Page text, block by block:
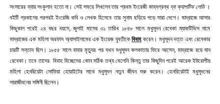
সংসারের ব্যায় সংকুলান হতো না। সেই সময়ে লিখলেন তার প্রথম ইংরেজী কাব্যগ্রন্থ দ্য ক্যাপটিভ লেডি।
বইটি প্রকাশের পরপরই ইংরেজি কবি ও লেখক হিসেবে তার সুনাম ছড়িয়ে পড়ে সারা দেশে। মাদ্রাজে আসার
কিছুকাল পরেই ২৪ বছর বয়সে, জুলাই মাসের ৩১ তারিখ ১৮৪৮ সালে মধুসূদন রেবেকা ম্যাকটিভিস নামে
মাদ্রাজের এক মহিলা অরফান অ্যাসাইলামের এক ইংরেজ যুবতীকেবিবাহকরেন। মধুসূদন দত্ত এবং রেবেকার
চারটি সন্তান ছিল। ১৮৫৫ সালে বাবার মৃত্যুর পর যখন মধুসূদন কলকাতায় ফিরে আসেন, মাদ্রাজে রয়ে যান
রেবেকা। তবে তাদের বিবাহ বিচ্ছেদের কোন সঠিক তথ্য মেলেনি কিন্তু তার কিছুদিন পরেই আরেক ইউরোপীয়
মহিলা হেনরিয়েটা সোফিয়া হোয়াইটের সাথে মধুসূদন নতুন জীবন শুরু করেন। হেনরিয়েটাই মধুসূদনের
সারাজীবনের সঙ্গিনী ছিলেন।